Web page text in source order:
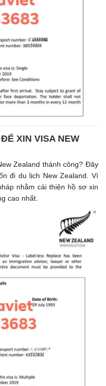
XIN VISA NEW
Zealand thành công? Đây
đi du lịch New Zealand. Vì
nhằm cải thiện hồ sơ xin
cao nhất.